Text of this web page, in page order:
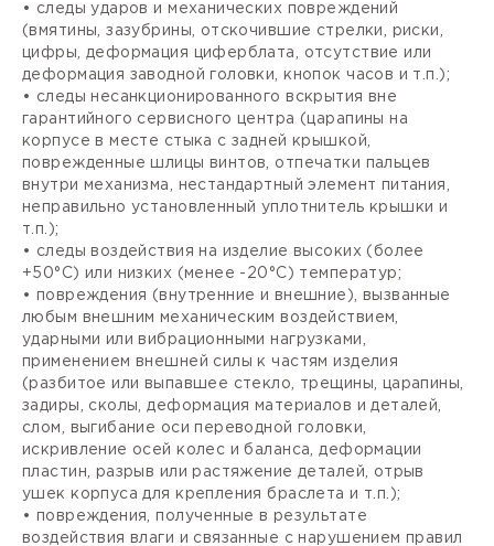
• следы ударов и механических повреждений
(вмятины, зазубрины, отскочившие стрелки, риски,
цифры, деформация циферблата, отсутствие или
деформация заводной головки, кнопок часов и т.п.);
• следы несанкционированного вскрытия вне
гарантийного сервисного центра (царапины на
корпусе в месте стыка с задней крышкой,
поврежденные шлицы винтов, отпечатки пальцев
внутри механизма, нестандартный элемент питания,
неправильно установленный уплотнитель крышки и
т.п.);
• следы воздействия на изделие высоких (более
+50°С) или низких (менее -20°С) температур;
• повреждения (внутренние и внешние), вызванные
любым внешним механическим воздействием,
ударными или вибрационными нагрузками,
применением внешней силы к частям изделия
(разбитое или выпавшее стекло, трещины, царапины,
задиры, сколы, деформация материалов и деталей,
слом, выгибание оси переводной головки,
искривление осей колес и баланса, деформации
пластин, разрыв или растяжение деталей, отрыв
ушек корпуса для крепления браслета и т.п.);
• повреждения, полученные в результате
воздействия влаги и связанные с нарушением правил